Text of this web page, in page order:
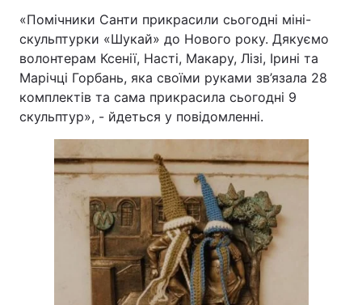
«Помічники Санти прикрасили сьогодні міні-
скульптурки «Шукай» до Нового року. Дякуємо
волонтерам Ксенії, Насті, Макару, Лізі, Ірині та
Марічці Горбань, яка своїми руками зв’язала 28
комплектів та сама прикрасила сьогодні 9
скульптур», - йдеться у повідомленні.